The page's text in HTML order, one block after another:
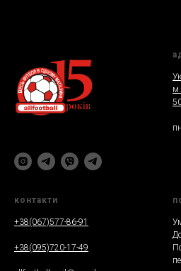
контакти
+38(067)577-86-91
+38(095)720-17-49